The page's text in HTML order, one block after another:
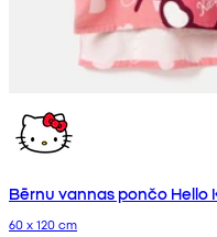
Bērnu vannas pončo Hello
60 x 120 cm